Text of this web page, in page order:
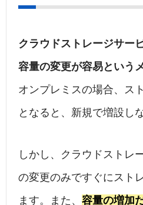
クラウドストレージサー
容量の変更が容易という
オンプレミスの場合、ス
となると、新規で増設し
しかし、クラウドストレ
の変更のみですぐにスト
ます。また、 容量の増加